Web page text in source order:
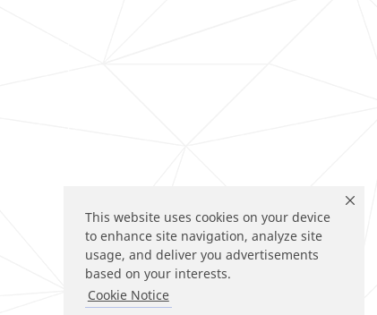
This website uses cookies on your device
to enhance site navigation, analyze site
usage, and deliver you advertisements
based on your interests.
Cookie Notice